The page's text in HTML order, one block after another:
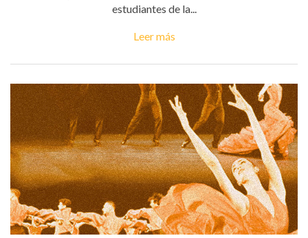
estudiantes de la...
Leer más